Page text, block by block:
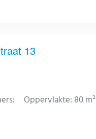
13
Oppervlakte: 80 m²